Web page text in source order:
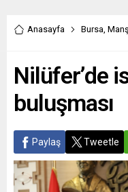
Anasayfa Bursa,
Nilüfer’de
buluşması
Paylaş Tweetle